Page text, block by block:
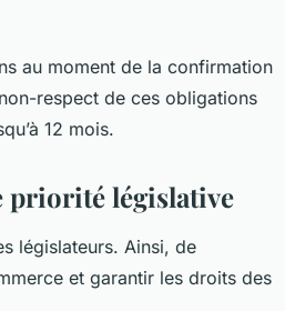
au moment de la confirmation
respect de ces obligations
12 mois.
priorité législative
législateurs. Ainsi, de
et garantir les droits des